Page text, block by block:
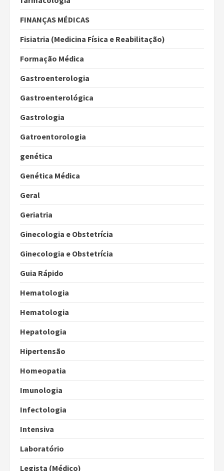
FINANÇAS MÉDICAS
Fisiatria (Medicina Física e Reabilitação)
Formação Médica
Gastroenterologia
Gastroenterológica
Gastrologia
Gatroentorologia
genética
Genética Médica
Geral
Geriatria
Ginecologia e Obstetrícia
Ginecologia e Obstetrícia
Guia Rápido
Hematologia
Hematologia
Hepatologia
Hipertensão
Homeopatia
Imunologia
Infectologia
Intensiva
Laboratório
Legista (Médico)